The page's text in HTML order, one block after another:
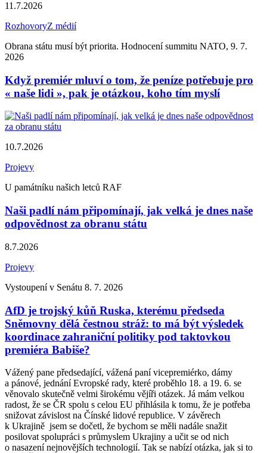
11.7.2026
RozhovoryZ médií
Obrana státu musí být priorita. Hodnocení summitu NATO, 9. 7.
2026
Když premiér mluví o tom, že peníze potřebuje pro
« naše lidi », pak je otázkou, koho tím myslí
10.7.2026
Projevy
U památníku našich letců RAF
Naši padlí nám připomínají, jak velká je dnes naše
odpovědnost za obranu státu
8.7.2026
Projevy
Vystoupení v Senátu 8. 7. 2026
AfD je trojský kůň Ruska, kterému předseda
Sněmovny dělá čestnou stráž: to má být výsledek
koordinace zahraniční politiky pod taktovkou
premiéra Babiše?
Vážený pane předsedající, vážená paní vicepremiérko, dámy
a pánové, jednání Evropské rady, které proběhlo 18. a 19. 6. se
věnovalo skutečně velmi širokému vějíři otázek. Já mám velkou
radost, že se ČR spolu s celou EU přihlásila k tomu, že je potřeba
snižovat závislost na Čínské lidové republice. V závěrech
k Ukrajině jsem se dočetl, že bychom se měli nadále snažit
posilovat spolupráci s průmyslem Ukrajiny a učit se od nich
o nasazení nejnovějších technologií. Tak se nabízí otázka, jak si to